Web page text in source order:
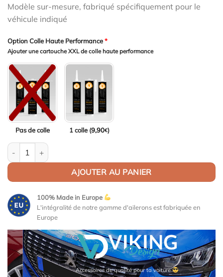
Modèle sur-mesure, fabriqué spécifiquement pour le
véhicule indiqué
Option Colle Haute Performance*
Ajouter une cartouche XXL de colle haute performance
Pas de colle 1 colle (9,90€)
quantité de Aileron Col de cygne V1 pour BMW Série 6 F13
AJOUTER AU PANIER
100% Made in Europe
L'intégralité de notre gamme d'ailerons est fabriquée en
Europe
Accessoires de qualité pour ta voiture